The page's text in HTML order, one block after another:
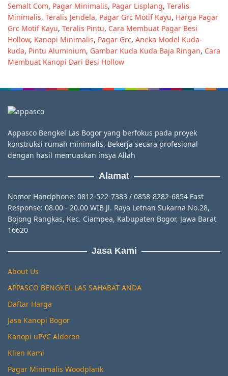
Semalt Com, Pagar Minimalis, Pagar Lisplang, Teralis
Minimalis, Teralis Jendela, Pagar Grc Motif Kayu, Harga Pagar
Grc Motif Kayu, Teralis Pintu, Cara Membuat Pagar Besi
Hollow, Kanopi Minimalis, Pagar Grc, Aneka Model Kuda-
kuda, Pintu Aluminium, Gambar Kuda Kuda Baja Ringan, Cara
Membuat Kanopi Dari Besi Hollow
Appasco Bengkel Las Bogor yang berfokus pada proyek
konstruksi rumah minimalis. Bekerja secara profesional
dengan hasil memuaskan insya Allah
Alamat
Nomor Handphone: 0812-522-7383 / 0858-8282-6854 Fast
Response: 08.00 - 20.00 WIB Jl. Raya Letnan Sukarna No.28,
Bojong Rangkas, Kec. Ciampea, Kabupaten Bogor, Jawa Barat
16620
Jasa Kami
About Us
APPASCO BENGKEL LAS SAHABAT ANDA
Daftar Harga
Jasa Kanopi Bogor
Kanopi uPVC Alderon
Klien Kami
Pagar Minimalis Woodplank